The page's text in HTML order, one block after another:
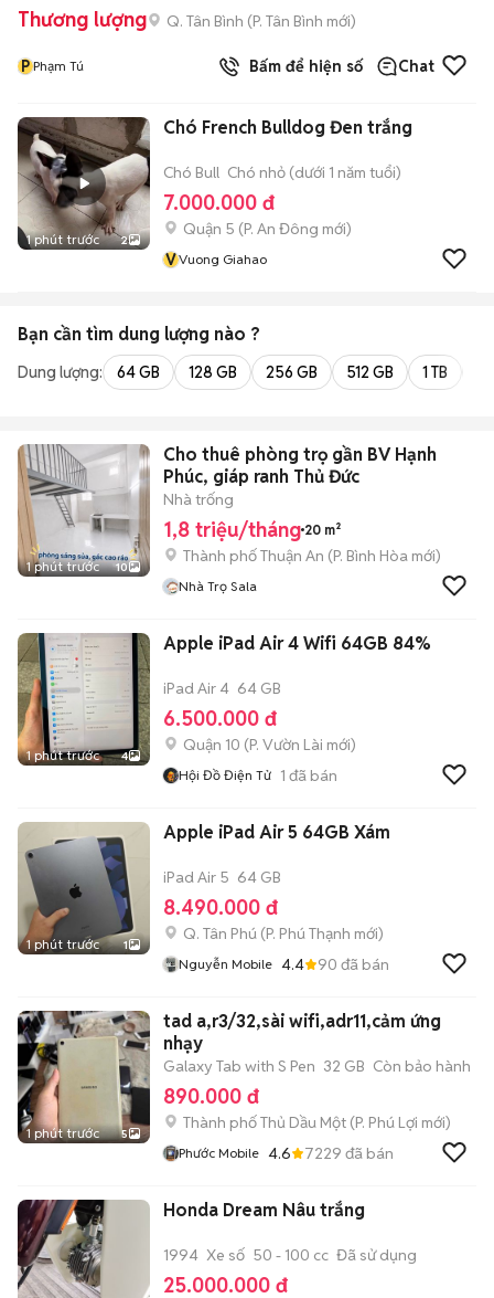
Thương lượng Q. Tân Bình (P. Tân Bình mới)
P Phạm Tú Bấm để hiện số Chat
1 phút trước 2
Chó French Bulldog Đen trắng
Chó Bull Chó nhỏ (dưới 1 năm tuổi)
7.000.000 đ
Quận 5 (P. An Đông mới)
VVuong Giahao
Bạn cần tìm dung lượng nào ?
Dung lượng: 64 GB 128 GB 256 GB 512 GB 1 TB
1 phút trước 10
Cho thuê phòng trọ gần BV Hạnh
Phúc, giáp ranh Thủ Đức
Nhà trống
1,8 triệu/tháng 20 m²
Thành phố Thuận An (P. Bình Hòa mới)
Nhà Trọ Sala
1 phút trước 4
Apple iPad Air 4 Wifi 64GB 84%
iPad Air 4 64 GB
6.500.000 đ
Quận 10 (P. Vườn Lài mới)
Hội Đồ Điện Tử 1 đã bán
1 phút trước 1
Apple iPad Air 5 64GB Xám
iPad Air 5 64 GB
8.490.000 đ
Q. Tân Phú (P. Phú Thạnh mới)
Nguyễn Mobile 4.4 90 đã bán
1 phút trước 5
tad a,r3/32,sài wifi,adr11,cảm ứng
nhạy
Galaxy Tab with S Pen 32 GB Còn bảo hành
890.000 đ
Thành phố Thủ Dầu Một (P. Phú Lợi mới)
Phước Mobile 4.6 7229 đã bán
Honda Dream Nâu trắng
1994 Xe số 50 - 100 cc Đã sử dụng
25.000.000 đ